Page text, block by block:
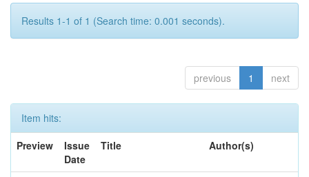
Results 1-1 of 1 (Search time: 0.001 seconds).
previous 1 next
Item hits:
Preview
Issue
Date
Title Author(s)